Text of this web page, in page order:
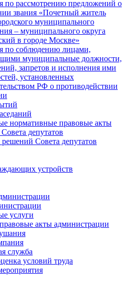
по рассмотрению предложений о
звания «Почетный житель
муниципального
– муниципального округа
в городе Москве»
по соблюдению лицами,
муниципальные должности,
запретов и исполнения ими
установленных
РФ о противодействии
нормативные правовые акты
депутатов
Совета депутатов
устройств
услуги
акты администрации
служба
условий труда